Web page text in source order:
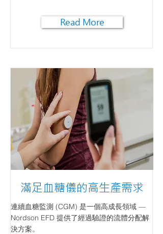
Read More
滿足血糖儀的高生產需求
連續血糖監測 (CGM) 是一個高成長領域 —
Nordson EFD 提供了經過驗證的流體分配解
決方案。